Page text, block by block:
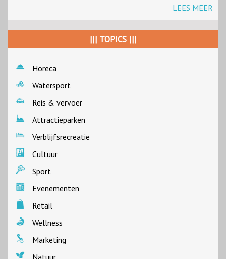
LEES MEER
||| TOPICS |||
Horeca
Watersport
Reis & vervoer
Attractieparken
Verblijfsrecreatie
Cultuur
Sport
Evenementen
Retail
Wellness
Marketing